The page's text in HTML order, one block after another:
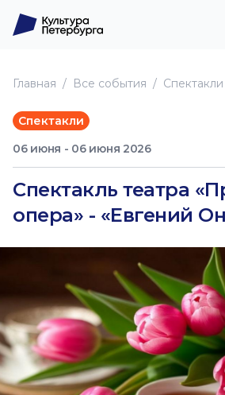
Главная Все события Спектакли
Спектакли
06 июня - 06 июня 2026
Спектакль театра
опера» - «Евгений